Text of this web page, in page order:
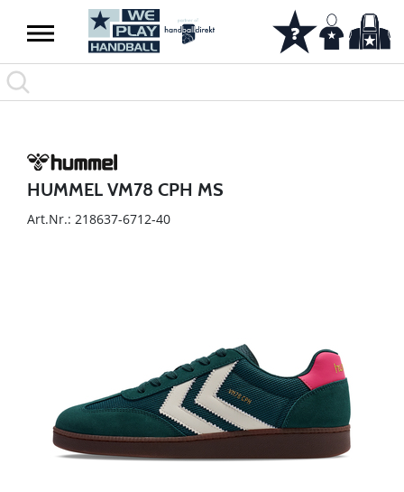
HUMMEL VM78 CPH MS
Art.Nr.: 218637-6712-40